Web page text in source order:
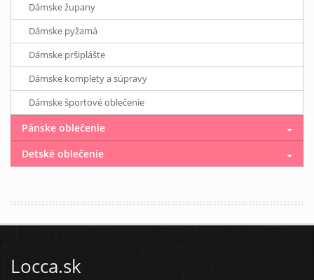
Dámske župany
Dámske pyžamá
Dámske pršiplášte
Dámske komplety a súpravy
Dámske športové oblečenie
Pánske oblečenie
Detské oblečenie
Locca.sk